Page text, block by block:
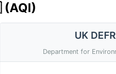
UK
Department for